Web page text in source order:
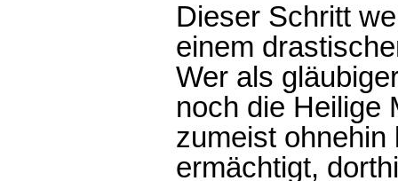
Dieser Schritt
einem
Wer als
noch die Heilige
zumeist ohnehin
ermächtigt,